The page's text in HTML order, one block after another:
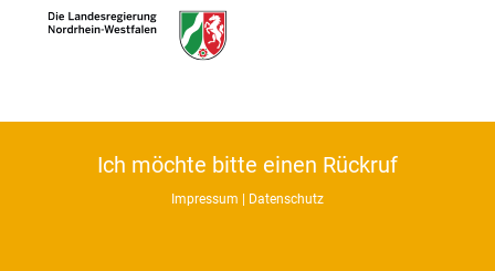
Ich möchte bitte einen Rückruf
Impressum Datenschutz